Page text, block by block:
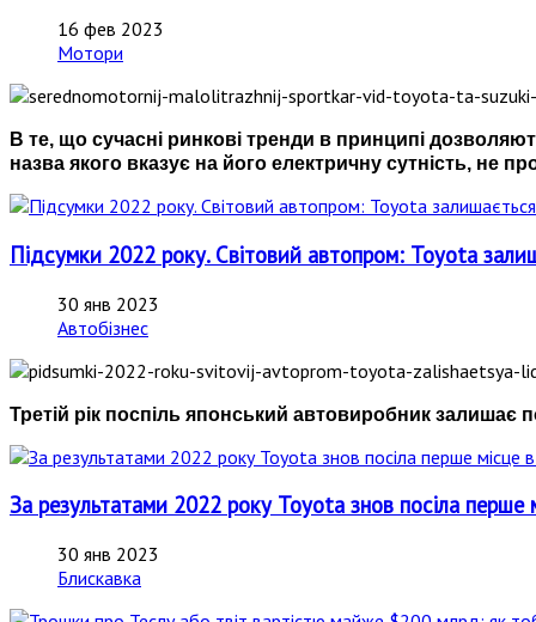
16 фев 2023
Мотори
В те, що сучасні ринкові тренди в принципі
назва якого вказує на його електричну сутність, не
Підсумки 2022 року. Світовий автопром: Toyota
30 янв 2023
Автобізнес
Третій рік поспіль японський автовиробник залишає
За результатами 2022 року Toyota знов посіла перше
30 янв 2023
Блискавка